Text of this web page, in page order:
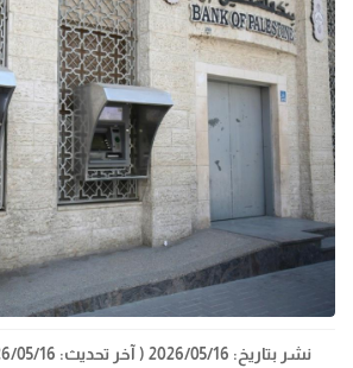
نشر بتاريخ: 2026/05/16 ( آخر تحديث: 2026/05/16 الساعة: 18:50 )